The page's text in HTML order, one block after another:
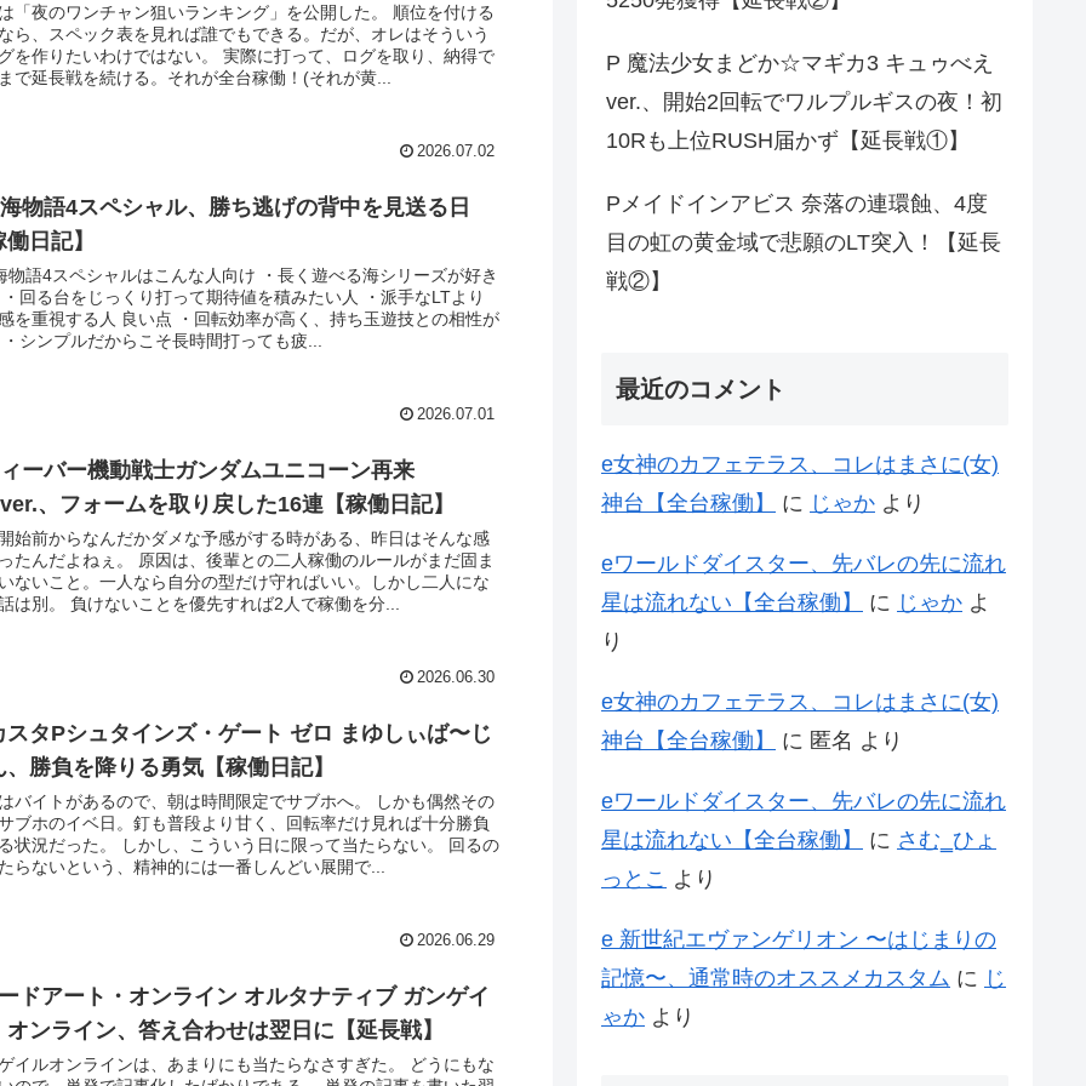
「夜のワンチャン狙いランキング」を公開した。 順位を付ける
ら、スペック表を見れば誰でもできる。だが、オレはそういう
を作りたいわけではない。 実際に打って、ログを取り、納得で
で延長戦を続ける。それが全台稼働！(それが黄...
2026.07.02
物語4スペシャル、勝ち逃げの背中を見送る日
日記】
物語4スペシャルはこんな人向け ・長く遊べる海シリーズが好き
回る台をじっくり打って期待値を積みたい人 ・派手なLTより
を重視する人 良い点 ・回転効率が高く、持ち玉遊技との相性が
シンプルだからこそ長時間打っても疲...
2026.07.01
ーバー機動戦士ガンダムユニコーン再来
、フォームを取り戻した16連【稼働日記】
始前からなんだかダメな予感がする時がある、昨日はそんな感
たんだよねぇ。 原因は、後輩との二人稼働のルールがまだ固ま
ないこと。一人なら自分の型だけ守ればいい。しかし二人にな
は別。 負けないことを優先すれば2人で稼働を分...
2026.06.30
スタPシュタインズ・ゲート ゼロ まゆしぃば〜じ
、勝負を降りる勇気【稼働日記】
バイトがあるので、朝は時間限定でサブホへ。 しかも偶然その
ブホのイベ日。釘も普段より甘く、回転率だけ見れば十分勝負
状況だった。 しかし、こういう日に限って当たらない。 回るの
らないという、精神的には一番しんどい展開で...
2026.06.29
ドアート・オンライン オルタナティブ ガンゲイ
オンライン、答え合わせは翌日に【延長戦】
イルオンラインは、あまりにも当たらなさすぎた。 どうにもな
P 魔法少女まどか☆マギカ3 キュゥべえ
ver.、開始2回転でワルプルギスの夜！初
10Rも上位RUSH届かず【延長戦①】
Pメイドインアビス 奈落の連環蝕、4度
目の虹の黄金域で悲願のLT突入！【延長
戦②】
最近のコメント
e女神のカフェテラス、コレはまさに(女)
神台【全台稼働】
に じゃか より
eワールドダイスター、先バレの先に流れ
星は流れない【全台稼働】
に じゃか よ
り
e女神のカフェテラス、コレはまさに(女)
神台【全台稼働】
に 匿名 より
eワールドダイスター、先バレの先に流れ
星は流れない【全台稼働】
に さむ‗ひょ
っとこ より
e 新世紀エヴァンゲリオン 〜はじまりの
記憶〜、通常時のオススメカスタム に じ
ゃか より